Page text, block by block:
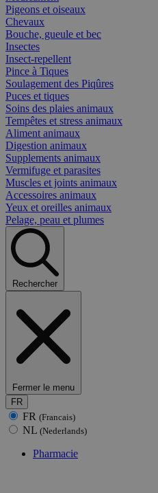
Pigeons et oiseaux
Chevaux
Bouche, gueule et bec
Insectes
Insect-repellent
Pince à Tiques
Soulagement des Piqûres
Puces et tiques
Soins des plaies animaux
Tempêtes et stress animaux
Aliment animaux
Digestion animaux
Supplements animaux
Vermifuge et parasites
Muscles et joints animaux
Accessoires animaux
Yeux et oreilles animaux
Pelage, peau et plumes
Rechercher
Fermer le menu
FR
FR (Francais)
NL (Nederlands)
Pharmacie